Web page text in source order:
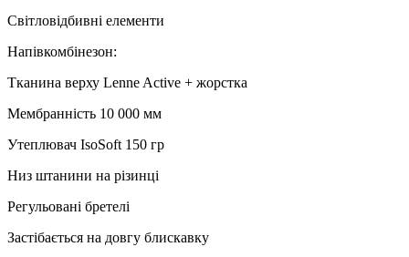
Світловідбивні елементи
Напівкомбінезон:
Тканина верху Lenne Active + жорстка
Мембранність 10 000 мм
Утеплювач IsoSoft 150 гр
Низ штанини на різинці
Регульовані бретелі
Застібається на довгу блискавку